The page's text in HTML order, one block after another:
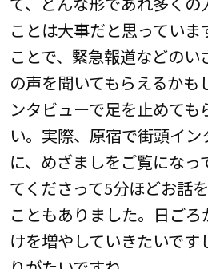
ことは大事だと思っていま
ことで、緊急報道などの
の声を聞いてもらえるかも
ンタビューで足を止めても
い。実際、原宿で街頭イ
に、めざましをご覧にな
てくださって5分ほどお話
こともありました。日ご
けを増やしていきたいで